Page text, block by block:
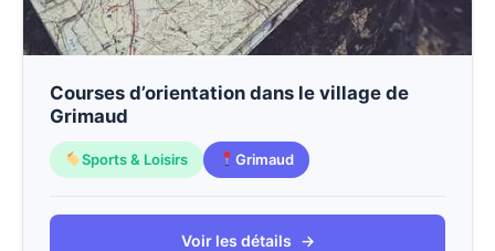
Courses d’orientation dans le village de
Grimaud
Sports & Loisirs Grimaud
Voir les détails →